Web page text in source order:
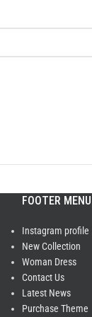
FOOTER MENU
Instagram profile
New Collection
Woman Dress
Contact Us
Latest News
Purchase Theme